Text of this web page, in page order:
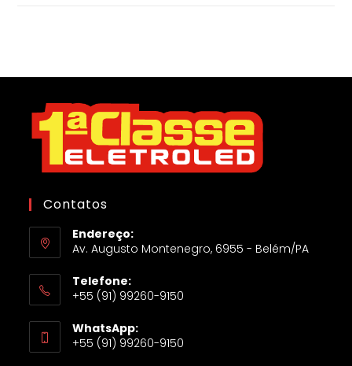
Contatos
Endereço:
Av. Augusto Montenegro, 6955 - Belém/PA
Telefone:
+55 (91) 99260-9150
WhatsApp:
+55 (91) 99260-9150